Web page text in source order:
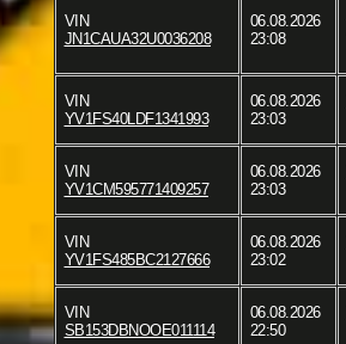
VIN
JN1CAUA32U0036208
06.08.2026
23:08
VIN
YV1FS40LDF1341993
06.08.2026
23:03
VIN
YV1CM595771409257
06.08.2026
23:03
VIN
YV1FS485BC2127666
06.08.2026
23:02
VIN
SB153DBNOOE011114
06.08.2026
22:50